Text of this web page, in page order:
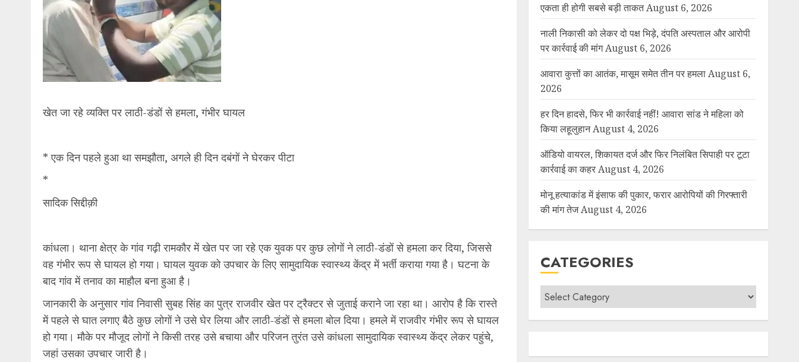
खेत जा रहे व्यक्ति पर लाठी-डंडों से हमला, गंभीर घायल
* एक दिन पहले हुआ था समझौता, अगले ही दिन दबंगों ने घेरकर पीटा
*
सादिक सिद्दीक़ी
कांधला। थाना क्षेत्र के गांव गढ़ी रामकौर में खेत पर जा रहे एक युवक पर कुछ लोगों ने लाठी-डंडों से हमला कर दिया, जिससे
वह गंभीर रूप से घायल हो गया। घायल युवक को उपचार के लिए सामुदायिक स्वास्थ्य केंद्र में भर्ती कराया गया है। घटना के
बाद गांव में तनाव का माहौल बना हुआ है।
जानकारी के अनुसार गांव निवासी सुबह सिंह का पुत्र राजवीर खेत पर ट्रैक्टर से जुताई कराने जा रहा था। आरोप है कि रास्ते
में पहले से घात लगाए बैठे कुछ लोगों ने उसे घेर लिया और लाठी-डंडों से हमला बोल दिया। हमले में राजवीर गंभीर रूप से घायल
हो गया। मौके पर मौजूद लोगों ने किसी तरह उसे बचाया और परिजन तुरंत उसे कांधला सामुदायिक स्वास्थ्य केंद्र लेकर पहुंचे,
जहां उसका उपचार जारी है।
एकता ही होगी सबसे बड़ी ताकत August 6, 2026
नाली निकासी को लेकर दो पक्ष भिड़े, दंपति अस्पताल और आरोपी
पर कार्रवाई की मांग August 6, 2026
आवारा कुत्तों का आतंक, मासूम समेत तीन पर हमला August 6,
2026
हर दिन हादसे, फिर भी कार्रवाई नहीं! आवारा सांड ने महिला को
किया लहूलुहान August 4, 2026
ऑडियो वायरल, शिकायत दर्ज और फिर निलंबित सिपाही पर टूटा
कार्रवाई का कहर August 4, 2026
मोनू हत्याकांड में इंसाफ की पुकार, फरार आरोपियों की गिरफ्तारी
की मांग तेज August 4, 2026
CATEGORIES